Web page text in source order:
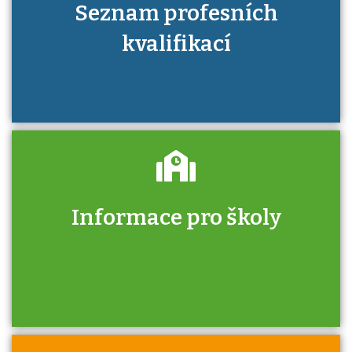
Seznam profesních
kvalifikací
Informace pro školy
Zjistěte, jak se přihlásit ke zkoušce a kde